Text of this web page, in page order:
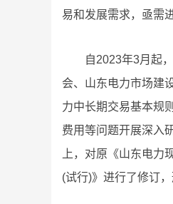
易和发展需求，亟需
自2023年3月起
会、山东电力市场建
力中长期交易基本规
费用等问题开展深入
上，对原《山东电力
(试行)》进行了修订